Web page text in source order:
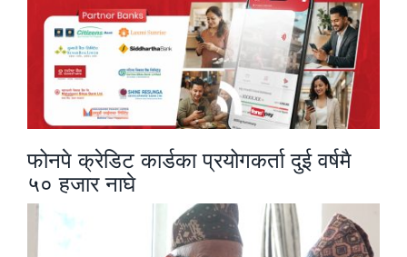
फोनपे क्रेडिट कार्डका प्रयोगकर्ता दुई वर्षमै
५० हजार नाघे